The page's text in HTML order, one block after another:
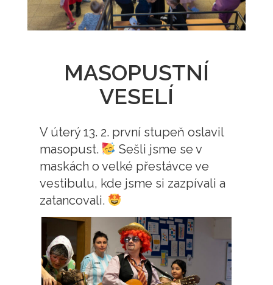
MASOPUSTNÍ
VESELÍ
V úterý 13. 2. první stupeň oslavil
masopust.
Sešli jsme se v
maskách o velké přestávce ve
vestibulu, kde jsme si zazpívali a
zatancovali.